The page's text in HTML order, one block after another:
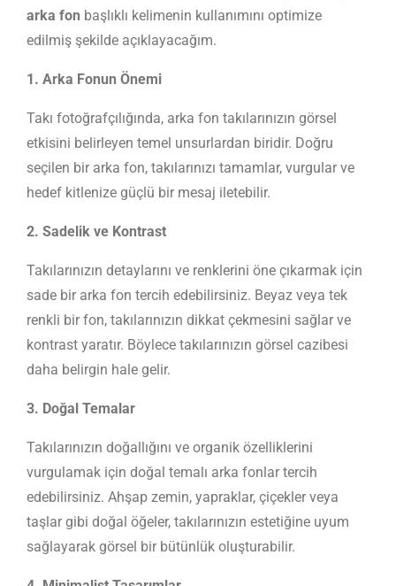
arka fon başlıklı kelimenin kullanımını optimize
edilmiş şekilde açıklayacağım.
1. Arka Fonun Önemi
Takı fotoğrafçılığında, arka fon takılarınızın görsel
etkisini belirleyen temel unsurlardan biridir. Doğru
seçilen bir arka fon, takılarınızı tamamlar, vurgular ve
hedef kitlenize güçlü bir mesaj iletebilir.
2. Sadelik ve Kontrast
Takılarınızın detaylarını ve renklerini öne çıkarmak için
sade bir arka fon tercih edebilirsiniz. Beyaz veya tek
renkli bir fon, takılarınızın dikkat çekmesini sağlar ve
kontrast yaratır. Böylece takılarınızın görsel cazibesi
daha belirgin hale gelir.
3. Doğal Temalar
Takılarınızın doğallığını ve organik özelliklerini
vurgulamak için doğal temalı arka fonlar tercih
edebilirsiniz. Ahşap zemin, yapraklar, çiçekler veya
taşlar gibi doğal öğeler, takılarınızın estetiğine uyum
sağlayarak görsel bir bütünlük oluşturabilir.